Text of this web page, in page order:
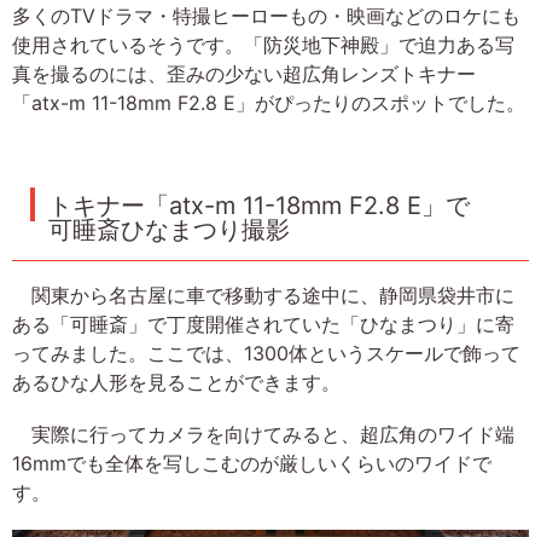
多くのTVドラマ・特撮ヒーローもの・映画などのロケにも
使用されているそうです。「防災地下神殿」で迫力ある写
真を撮るのには、歪みの少ない超広角レンズトキナー
「atx-m 11-18mm F2.8 E」がぴったりのスポットでした。
トキナー「atx-m 11-18mm F2.8 E」で
可睡斎ひなまつり撮影
関東から名古屋に車で移動する途中に、静岡県袋井市に
ある「可睡斎」で丁度開催されていた「ひなまつり」に寄
ってみました。ここでは、1300体というスケールで飾って
あるひな人形を見ることができます。
実際に行ってカメラを向けてみると、超広角のワイド端
16mmでも全体を写しこむのが厳しいくらいのワイドで
す。